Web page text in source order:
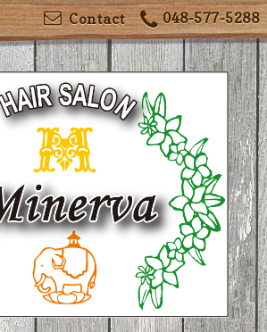
048-577-5288
Contact